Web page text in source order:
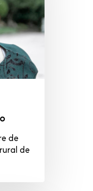
de
de